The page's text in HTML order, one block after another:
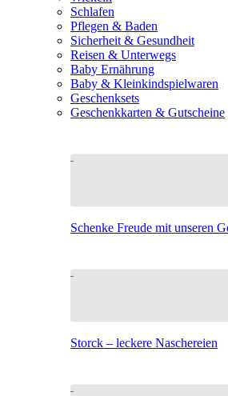
Schlafen
Pflegen & Baden
Sicherheit & Gesundheit
Reisen & Unterwegs
Baby Ernährung
Baby & Kleinkindspielwaren
Geschenksets
Geschenkkarten & Gutscheine
Schenke Freude mit unseren
Storck – leckere Naschereien